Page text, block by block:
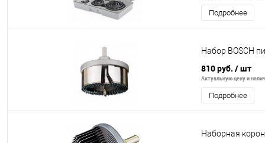
Подробнее
Набор BOSCH
810 руб. / шт
Актуальную цену и
Подробнее
Наборная